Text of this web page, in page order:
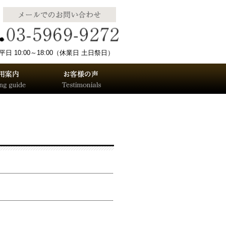
日 10:00～18:00（休業日 土日祭日）